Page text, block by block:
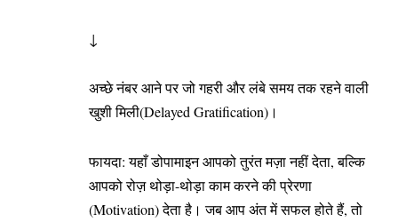
↓
अच्छे नंबर आने पर जो गहरी और लंबे समय तक रहने वाली
खुशी मिली(Delayed Gratification)।
फायदा: यहाँ डोपामाइन आपको तुरंत मज़ा नहीं देता, बल्कि
आपको रोज़ थोड़ा-थोड़ा काम करने की प्रेरणा
(Motivation) देता है। जब आप अंत में सफल होते हैं, तो